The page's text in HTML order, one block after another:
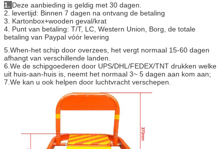
1. Deze aanbieding is geldig met 30 dagen.
2. levertijd: Binnen 7 dagen na ontvang de betaling
3. Kartonbox+wooden geval/krat
4. Punt van betaling: T/T, LC, Western Union, Borg, de totale
betaling van Paypal vóór levering
5.When-het schip door overzees, het vergt normaal 15-60 dagen
afhangt van verschillende landen.
6.We de schipgoederen door UPS/DHL/FEDEX/TNT drukken welke
uit huis-aan-huis is, neemt het normaal 3~ 5 dagen aan kom aan;
7.We kan u ook helpen door luchtvracht verschepen.